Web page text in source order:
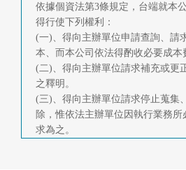
依據個資法第3條規定，台端就本
得行使下列權利：
(一)、得向主辦單位申請查詢、請
本、而本公司依法得酌收必要成本
(二)、得向主辦單位請求補充或更
之釋明。
(三)、得向主辦單位請求停止蒐集
除，惟依法主辦單位因執行業務
求為之。